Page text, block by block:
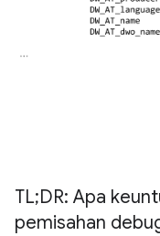
TL;DR: Apa
pemisahan